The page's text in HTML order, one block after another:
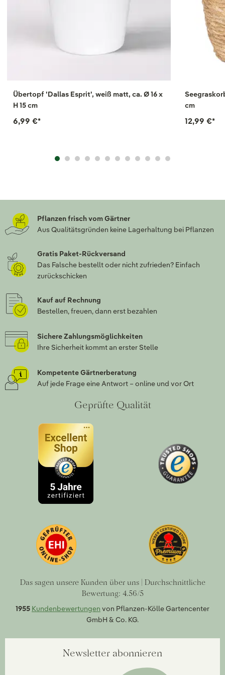
Übertopf 'Dallas Esprit', weiß matt, ca. Ø 16 x
H 15 cm
6,99 €*
cm
12,99 €*
Pflanzen frisch vom Gärtner
Aus Qualitätsgründen keine Lagerhaltung bei Pflanzen
Gratis Paket-Rückversand
Das Falsche bestellt oder nicht zufrieden? Einfach
zurückschicken
Kauf auf Rechnung
Bestellen, freuen, dann erst bezahlen
Sichere Zahlungsmöglichkeiten
Ihre Sicherheit kommt an erster Stelle
Kompetente Gärtnerberatung
Auf jede Frage eine Antwort – online und vor Ort
Geprüfte Qualität
Das sagen unsere Kunden über uns | Durchschnittliche
Bewertung: 4.56/5
1955 Kundenbewertungen von Pflanzen-Kölle Gartencenter
GmbH & Co. KG.
Newsletter abonnieren